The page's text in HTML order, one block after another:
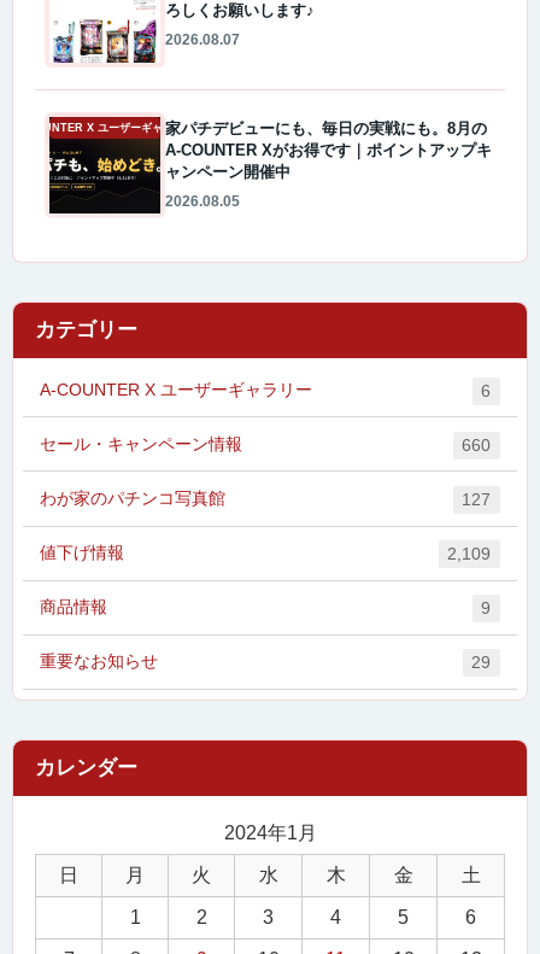
ろしくお願いします♪
2026.08.07
A-COUNTER X ユーザーギャラリー家パチデビューにも、毎日の実戦にも。8月の
A-COUNTER Xがお得です｜ポイントアップキ
ャンペーン開催中
2026.08.05
カテゴリー
A-COUNTER X ユーザーギャラリー 6
セール・キャンペーン情報 660
わが家のパチンコ写真館 127
値下げ情報 2,109
商品情報 9
重要なお知らせ 29
2024年1月
日 月 火 水 木 金 土
1 2 3 4 5 6